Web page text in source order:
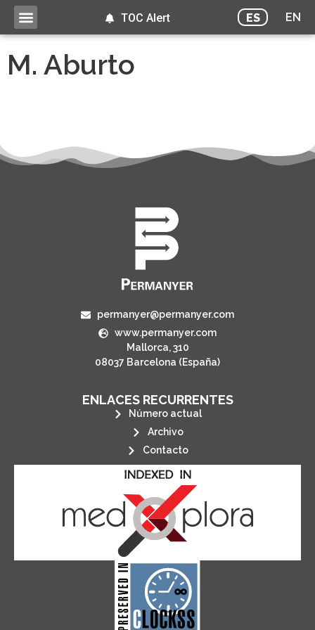
ES EN
TOC Alert
M. Aburto
permanyer@permanyer.com
www.permanyer.com
Mallorca, 310
08037 Barcelona (España)
ENLACES RECURRENTES
Número actual
Archivo
Contacto
CLOCKSS is a dak archive that
ensures the long-term survival
of web-based scholary
publications, governed by and for
its stakeholders.